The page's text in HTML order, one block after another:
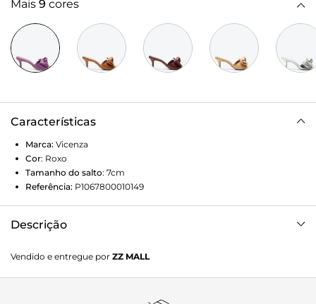
Mais 9 cores
Características
Marca: Vicenza
Cor: Roxo
Tamanho do salto: 7cm
Referência: P1067800010149
Descrição
sofisticada e descomplicada para compor looks casuais e
elegantes
Vendido e entregue por ZZ MALL